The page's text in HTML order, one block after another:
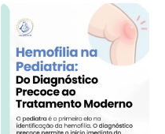
Cartilha SPDF –
Pediatra e
Amamentação